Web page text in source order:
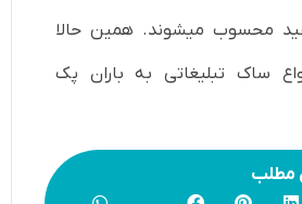
محسوب می­شوند. همین حالا
ساک تبلیغاتی به باران پک
مطلب